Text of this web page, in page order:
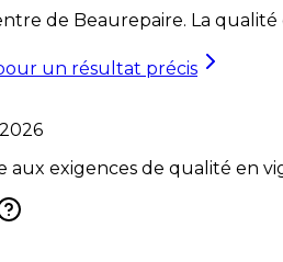
de Beaurepaire. La
un résultat précis
aux exigences de qualité en